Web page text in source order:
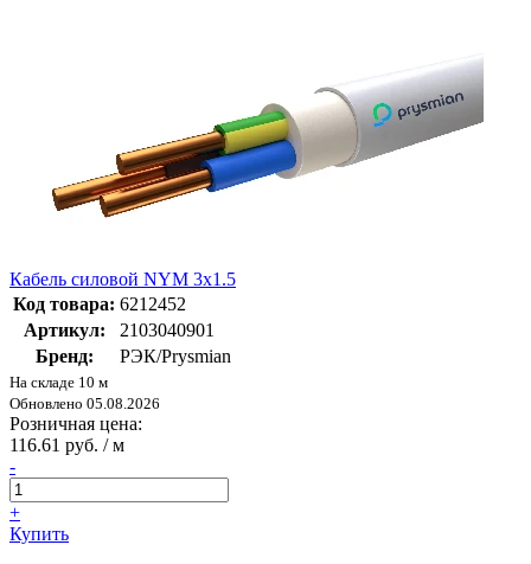
Кабель силовой NYM 3х1.5
Код товара: 6212452
Артикул:
2103040901
Бренд:
РЭК/Prysmian
На складе 10 м
Обновлено 05.08.2026
Розничная цена:
116.61 руб. / м
-
+
Купить